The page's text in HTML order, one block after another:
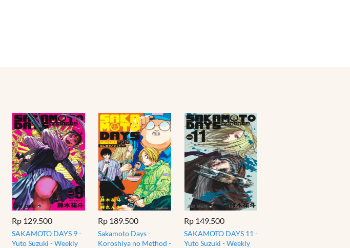
Rp 129.500
SAKAMOTO DAYS 9 -
Yuto Suzuki - Weekly
Rp 189.500
Sakamoto Days -
Koroshiya no Method -
Rp 149.500
SAKAMOTO DAYS 11 -
Yuto Suzuki - Weekly